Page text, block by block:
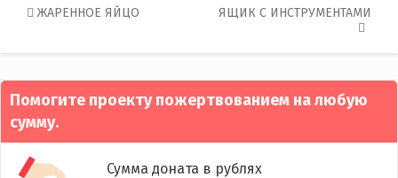
Post
ЖАРЕННОЕ ЯЙЦО ЯЩИК С ИНСТРУМЕНТАМИ
Помогите проекту пожертвованием на любую
сумму.
Сумма доната в рублях